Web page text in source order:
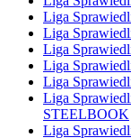
Liga
Liga
Liga
Liga
Liga
Liga
STEELBOOK
Liga